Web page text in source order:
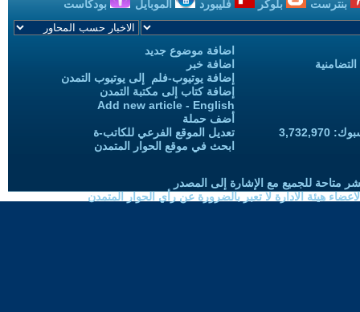
بنترست بلوكر فليبورد الموبايل بودكاست
اضافة موضوع جديد
اضافة خبر
إضافة يوتيوب-فلم إلى يوتيوب التمدن
إضافة كتاب إلى مكتبة التمدن
Add new article - English
أضف حملة
تعديل الموقع الفرعي للكاتب-ة
ابحث في موقع الحوار المتمدن
متاحة للجميع مع الإشارة إلى المصدر
هيئة الادارة لا تعبر بالضرورة عن رأي الحوار المتمدن